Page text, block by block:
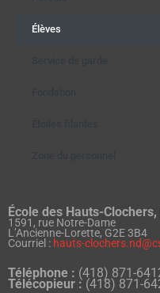
Élèves
École des Hauts-
1591, rue Notre-Dame
L’Ancienne-Lorette, G2E 3B4
Courriel : hauts-
Téléphone : (418) 871-
Télécopieur : (418) 871-